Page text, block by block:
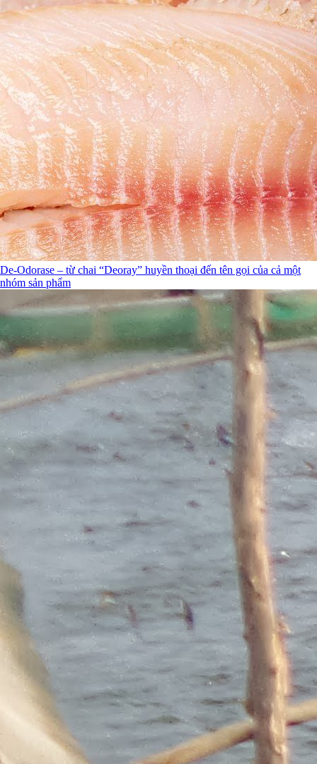
De-Odorase – từ chai “Deoray” huyền thoại đến tên gọi của cả một
nhóm sản phẩm